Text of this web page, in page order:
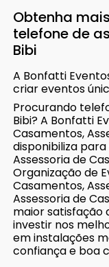
Obtenha
telefone de
Bibi
A Bonfatti
criar eventos
Procurando
Bibi? A Bonfatti
Casamentos,
disponibiliza
Assessoria de
Organização de
Casamentos,
Assessoria de
maior satisfação
investir nos
em instalações
confiança e boa